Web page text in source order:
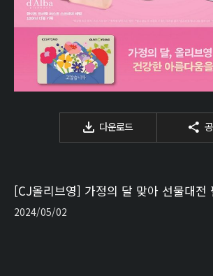
다운로드
[CJ올리브영] 가정의 달 맞아 선물대전
2024/05/02